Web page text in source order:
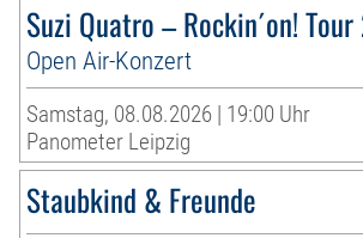
Suzi Quatro – Rockin´on!
Open Air-Konzert
Samstag, 08.08.2026 | 19:00 Uhr
Panometer Leipzig
Staubkind & Freunde